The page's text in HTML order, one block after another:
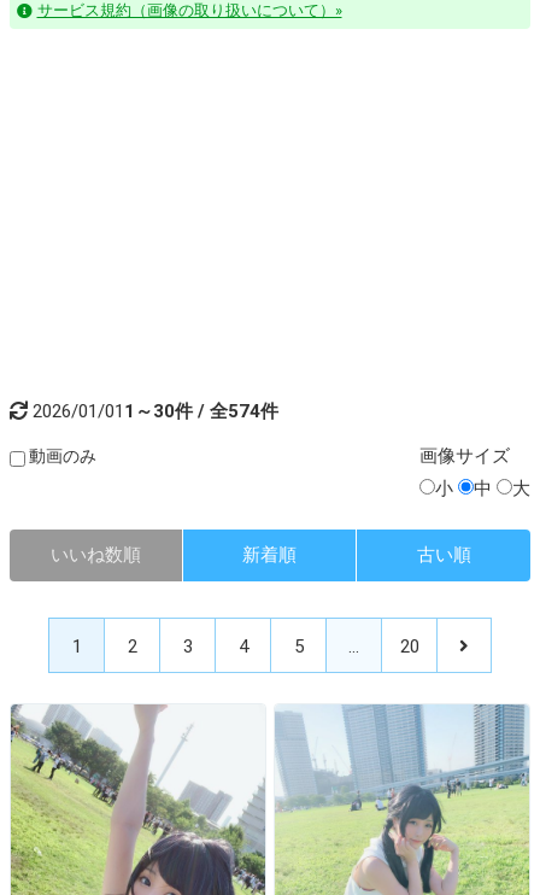
サービス規約（画像の取り扱いについて）»
2026/01/01 1～30件 / 全574件
動画のみ 画像サイズ
小
中 大
いいね数順 新着順 古い順
1 2 3 4 5 … 20